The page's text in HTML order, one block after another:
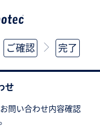
ご確認 完了
せ
問い合わせ内容確認